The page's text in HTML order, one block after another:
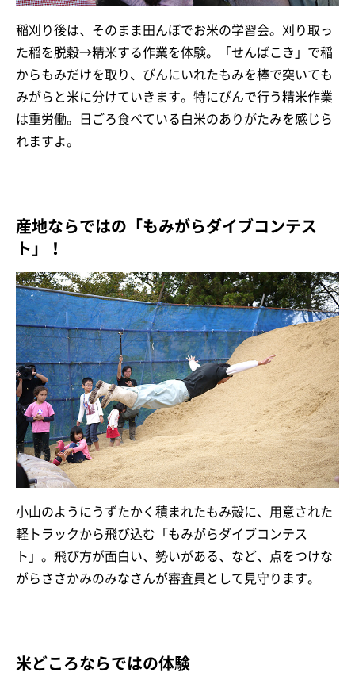
稲刈り後は、そのまま田んぼでお米の学習会。刈り取っ
た稲を脱穀→精米する作業を体験。「せんばこき」で稲
からもみだけを取り、びんにいれたもみを棒で突いても
みがらと米に分けていきます。特にびんで行う精米作業
は重労働。日ごろ食べている白米のありがたみを感じら
れますよ。
産地ならではの「もみがらダイブコンテス
ト」！
小山のようにうずたかく積まれたもみ殻に、用意された
軽トラックから飛び込む「もみがらダイブコンテス
ト」。飛び方が面白い、勢いがある、など、点をつけな
がらささかみのみなさんが審査員として見守ります。
米どころならではの体験